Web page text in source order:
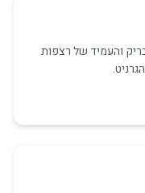
והעמיד של רצפות